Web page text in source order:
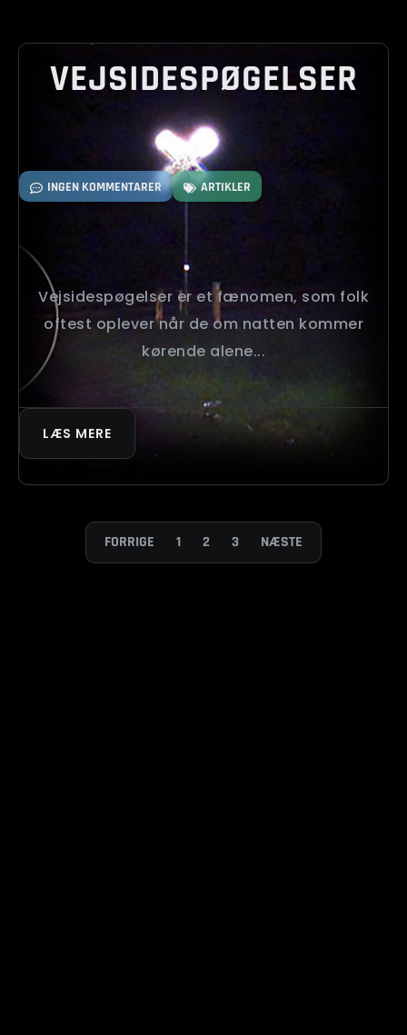
VEJSIDESPØGELSER
INGEN KOMMENTARER ARTIKLER
Vejsidespøgelser er et fænomen, som folk
oftest oplever når de om natten kommer
kørende alene...
LÆS MERE
FORRIGE 1 2 3 NÆSTE